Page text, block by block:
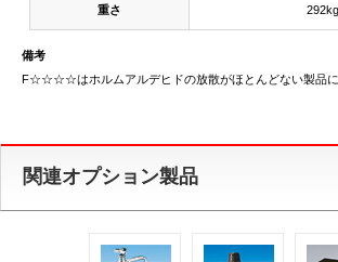
重さ 292kg
備考
F☆☆☆☆はホルムアルデヒドの放散がほとんどない製品に
関連オプション製品